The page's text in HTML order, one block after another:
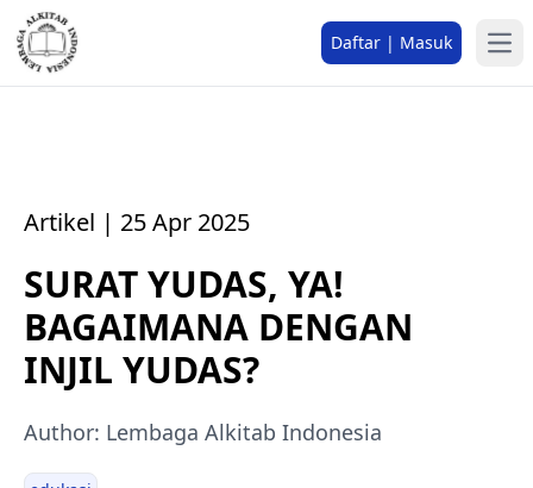
Daftar | Masuk
Artikel | 25 Apr 2025
SURAT YUDAS, YA!
BAGAIMANA DENGAN
INJIL YUDAS?
Author: Lembaga Alkitab Indonesia